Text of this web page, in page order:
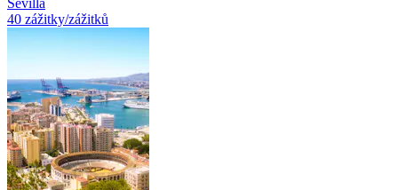
Sevilla
40 zážitky/zážitků